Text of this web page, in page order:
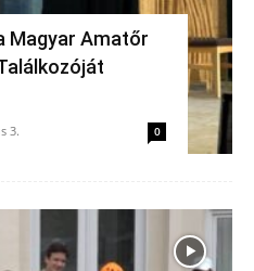
Magyar Amatőr
3. 0